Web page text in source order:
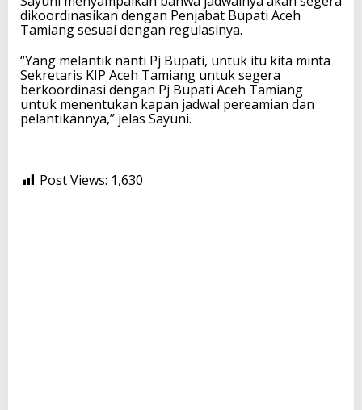
dikoordinasikan dengan Penjabat Bupati Aceh
Tamiang sesuai dengan regulasinya.
“Yang melantik nanti Pj Bupati, untuk itu kita minta
Sekretaris KIP Aceh Tamiang untuk segera
berkoordinasi dengan Pj Bupati Aceh Tamiang
untuk menentukan kapan jadwal pereamian dan
pelantikannya,” jelas Sayuni.
Post Views: 1,630